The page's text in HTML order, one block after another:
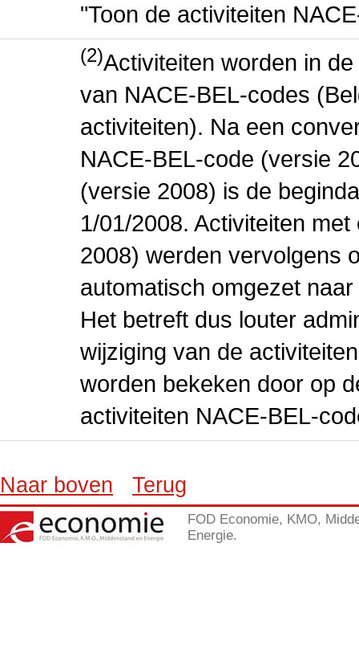
"Toon de activiteiten
(2)Activiteiten worden in
van NACE-BEL-codes
activiteiten). Na een
NACE-BEL-code (versie
(versie 2008) is de
1/01/2008. Activiteiten
2008) werden vervolgens
automatisch omgezet
Het betreft dus louter
wijziging van de
worden bekeken door op
activiteiten NACE-BEL-
Naar boven Terug
FOD Economie, KMO,
Energie.